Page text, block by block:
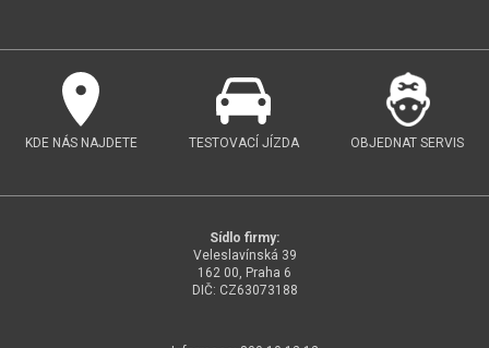
KDE NÁS NAJDETE TESTOVACÍ JÍZDA OBJEDNAT SERVIS
Sídlo firmy:
Veleslavínská 39
162 00, Praha 6
DIČ: CZ63073188